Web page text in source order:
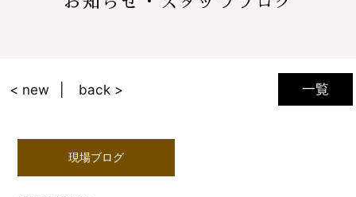
一覧
< new back >
現場ブログ